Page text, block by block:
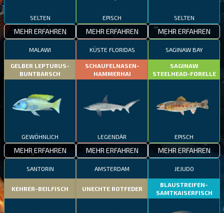
SELTEN
MEHR ERFAHREN
EPISCH
MEHR ERFAHREN
SELTEN
MEHR ERFAHREN
MALAWI
GELBER LEPTURUS-
BUNTBARSCH
GEWÖHNLICH
MEHR ERFAHREN
KÜSTE FLORIDAS
SCHAUFELNASEN-
HAMMERHAI
LEGENDÄR
MEHR ERFAHREN
SAGINAW BAY
SAGINAW
STEELHEAD-FORELLE
EPISCH
MEHR ERFAHREN
SANTORIN
KEHRER-BEILFISCH
AMSTERDAM
UNECHTE ROTFEDER
JEJUDO
BLAUSTREIFEN-
SAMTKAISERFISCH